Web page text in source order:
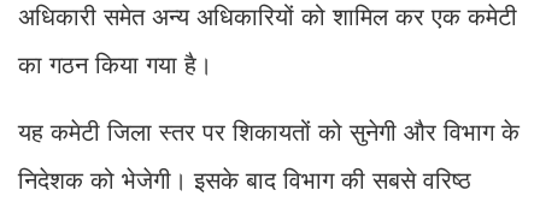
अधिकारी समेत अन्य अधिकारियों को शामिल कर एक कमेटी
का गठन किया गया है।
यह कमेटी जिला स्तर पर शिकायतों को सुनेगी और विभाग के
निदेशक को भेजेगी। इसके बाद विभाग की सबसे वरिष्ठ